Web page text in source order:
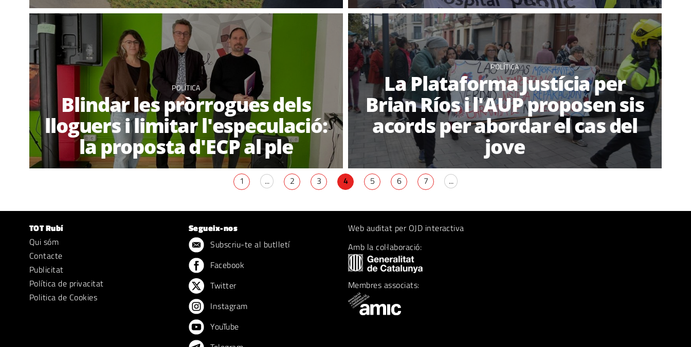
POLÍTICA
Blindar les pròrrogues dels
lloguers i limitar l'especulació:
la proposta d'ECP al ple
POLÍTICA
La Plataforma Justícia per
Brian Ríos i l'AUP proposen sis
acords per abordar el cas del
jove
1 ... 2 3 4 5 6 7 ...
TOT Rubí
Qui sóm
Contacte
Publicitat
Política de privacitat
Politica de Cookies
Segueix-nos
Subscriu-te al butlletí
Facebook
Twitter
Instagram
YouTube
Web auditat per OJD interactiva
Amb la col·laboració:
Membres associats: